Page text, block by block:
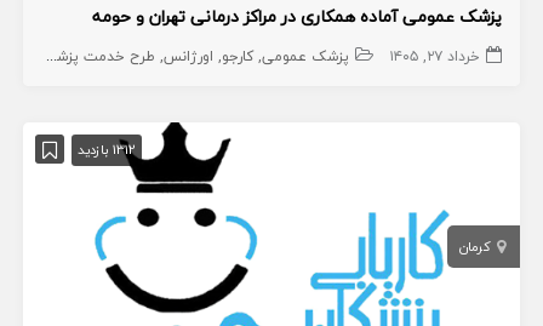
پزشک عمومی آماده همکاری در مراکز درمانی تهران و حومه
خرداد ۲۷, ۱۴۰۵ پزشک عمومی کارجو اورژانس طرح خدمت پزشکان
1312 بازدید
کرمان